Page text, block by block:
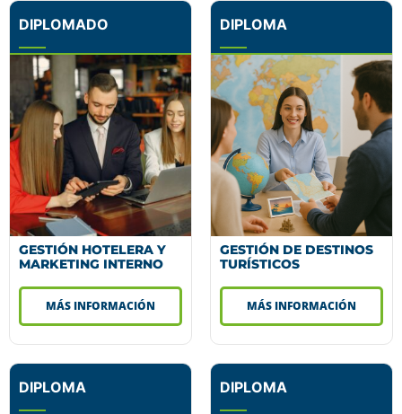
DIPLOMADO
GESTIÓN HOTELERA Y
MARKETING INTERNO
MÁS INFORMACIÓN
DIPLOMA
GESTIÓN DE DESTINOS
TURÍSTICOS
MÁS INFORMACIÓN
DIPLOMA DIPLOMA